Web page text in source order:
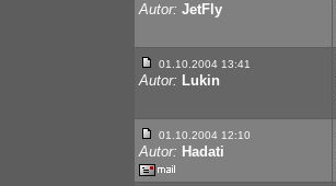
Autor: JetFly
01.10.2004 13:41
Autor: Lukin
01.10.2004 12:10
Autor: Hadati